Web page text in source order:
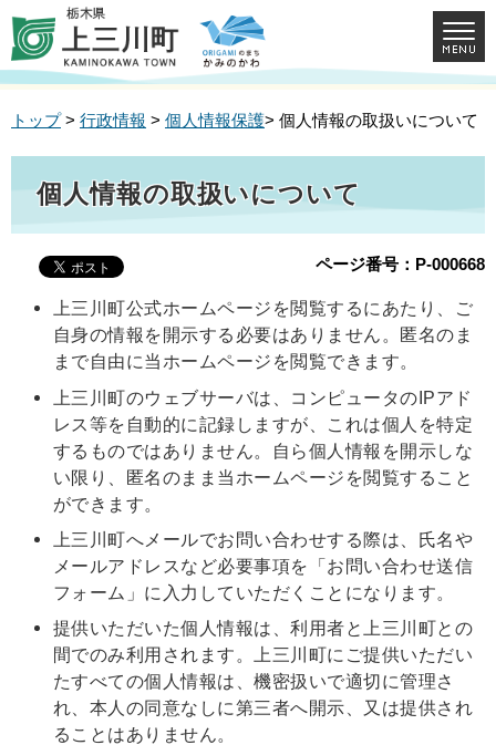
トップ> 行政情報 > 個人情報保護> 個人情報の取扱いについて
個人情報の取扱いについて
ページ番号：P-000668
上三川町公式ホームページを閲覧するにあたり、ご
自身の情報を開示する必要はありません。匿名のま
まで自由に当ホームページを閲覧できます。
上三川町のウェブサーバは、コンピュータのIPアド
レス等を自動的に記録しますが、これは個人を特定
するものではありません。自ら個人情報を開示しな
い限り、匿名のまま当ホームページを閲覧すること
ができます。
上三川町へメールでお問い合わせする際は、氏名や
メールアドレスなど必要事項を「お問い合わせ送信
フォーム」に入力していただくことになります。
提供いただいた個人情報は、利用者と上三川町との
間でのみ利用されます。上三川町にご提供いただい
たすべての個人情報は、機密扱いで適切に管理さ
れ、本人の同意なしに第三者へ開示、又は提供され
ることはありません。